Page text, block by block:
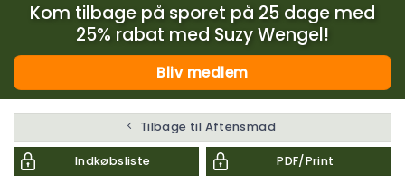
Kom tilbage på sporet på 25 dage med
25% rabat med Suzy Wengel!
Bliv medlem
Tilbage til Aftensmad
Indkøbsliste PDF/Print